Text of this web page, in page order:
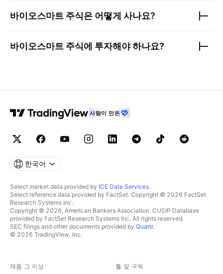
바이오스마트 주식은 어떻게 사나요?
바이오스마트 주식에 투자해야 하나요?
사람이 만든
한국어
Select market data provided by ICE Data Services.
Select reference data provided by FactSet. Copyright © 2026 FactSet
Research Systems Inc.
Copyright © 2026, American Bankers Association. CUSIP Database
provided by FactSet Research Systems Inc. All rights reserved.
SEC filings and other documents provided by Quartr.
© 2026 TradingView, Inc.
제품 그 이상 툴 및 구독